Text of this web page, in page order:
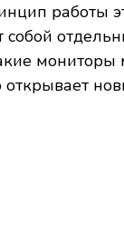
работы
собой